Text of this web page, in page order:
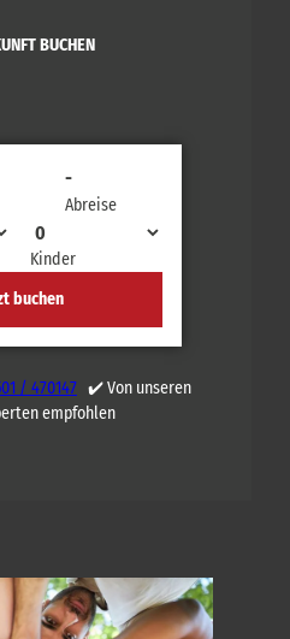
BUCHEN
Abreise
-
Kinder
buchen
/ 470147✔️ Von unseren
empfohlen